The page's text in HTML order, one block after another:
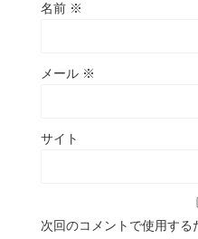
名前 ※
メール ※
サイト
次回のコメントで使用する